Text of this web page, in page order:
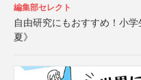
編集部セレクト
自由研究にもおすすめ！小
夏》